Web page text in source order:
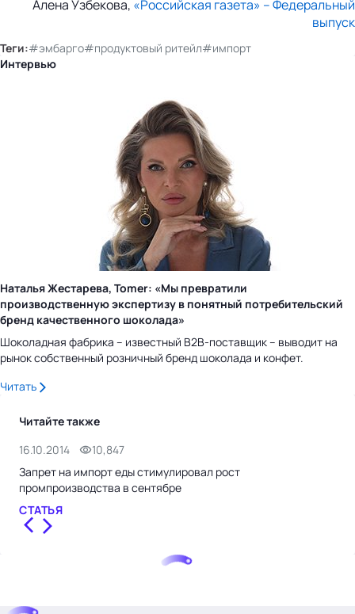
Алена Узбекова, «Российская газета» – Федеральный
выпуск
Теги:#эмбарго#продуктовый ритейл#импорт
Интервью
Наталья Жестарева, Tomer: «Мы превратили
производственную экспертизу в понятный потребительский
бренд качественного шоколада»
Шоколадная фабрика – известный B2B-поставщик – выводит на
рынок собственный розничный бренд шоколада и конфет.
Читать
Читайте также
16.10.2014
10,847
Запрет на импорт еды стимулировал рост
промпроизводства в сентябре
СТАТЬЯ